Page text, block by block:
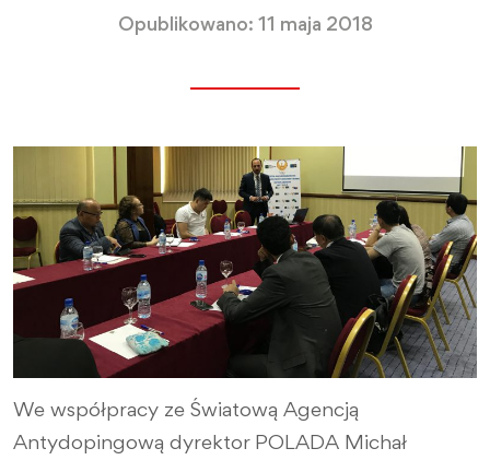
Opublikowano: 11 maja 2018
We współpracy ze Światową Agencją
Antydopingową dyrektor POLADA Michał